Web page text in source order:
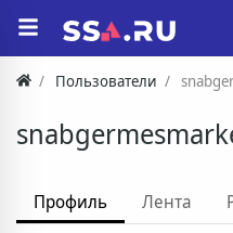
Пользователи
Профиль Лента